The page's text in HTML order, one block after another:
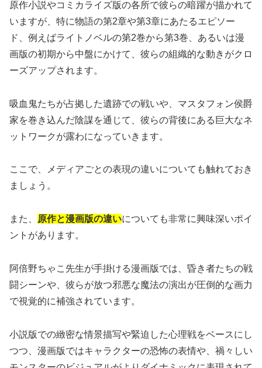
原作小説やコミカライズ版の各所で彼らの暗躍が描かれて
いますが、特に物語の第2章や第3章にあたるエピソー
ド、例えばライトノベルの第2巻から第3巻、あるいは漫
画版の初期から中盤にかけて、彼らの組織的な動きがクロ
ーズアップされます。
吸血鬼たちが占拠した遺跡での戦いや、マスタフォン侯爵
家を巻き込んだ陰謀を通じて、彼らの背後にある巨大なネ
ットワークが露わになっていきます。
ここで、メディアごとの表現の違いについても触れておき
ましょう。
また、 原作と漫画版の違いについても非常に興味深いポイ
ントがあります。
阿倍野ちゃこ先生が手掛ける漫画版では、昏き者たちの戦
闘シーンや、彼らが放つ邪悪な魔法の演出が圧倒的な画力
で視覚的に補強されています。
小説版での緻密な情景描写や緊迫した心理戦をベースにし
つつ、漫画版ではキャラクターの恐怖の表情や、禍々しい